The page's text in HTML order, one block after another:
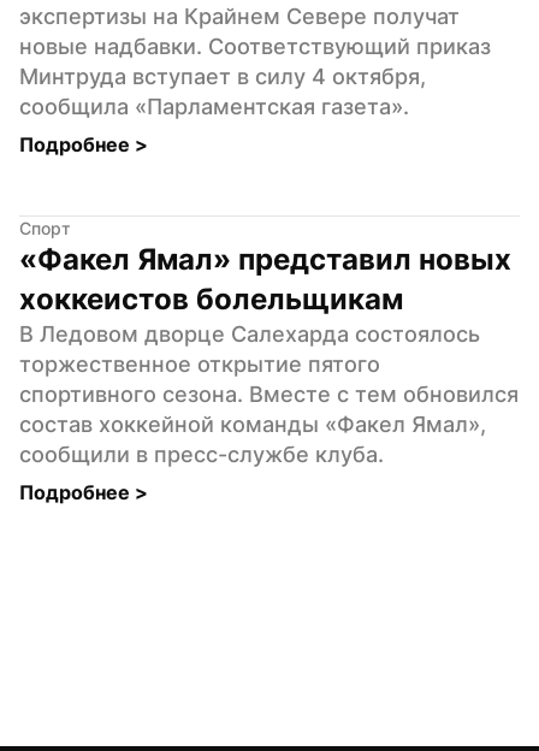
экспертизы на Крайнем Севере получат
новые надбавки. Соответствующий приказ
Минтруда вступает в силу 4 октября,
сообщила «Парламентская газета».
Подробнее >
Спорт
«Факел Ямал» представил новых
хоккеистов болельщикам
В Ледовом дворце Салехарда состоялось
торжественное открытие пятого
спортивного сезона. Вместе с тем обновился
состав хоккейной команды «Факел Ямал»,
сообщили в пресс-службе клуба.
Подробнее >